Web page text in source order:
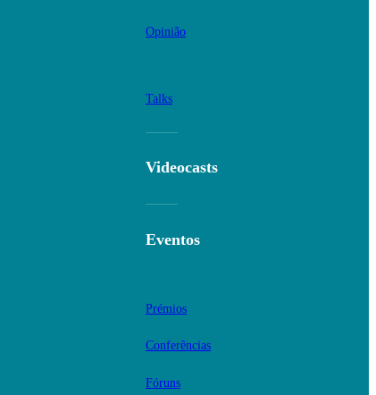
Opinião
Talks
Videocasts
Eventos
Prémios
Conferências
Fóruns